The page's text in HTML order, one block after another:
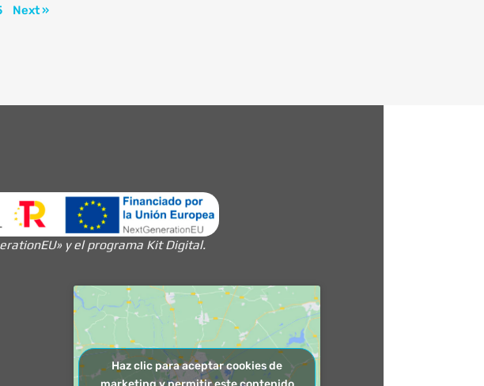
Next »
y el programa Kit Digital.
Haz clic para aceptar cookies de